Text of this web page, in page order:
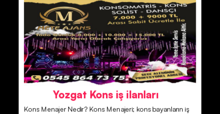
Yozgat Kons iş ilanları
Kons Menajer Nedir? Kons Menajeri; kons bayanların iş